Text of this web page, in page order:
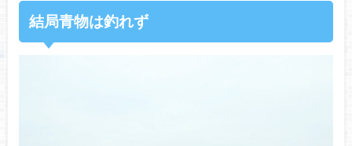
結局青物は釣れず